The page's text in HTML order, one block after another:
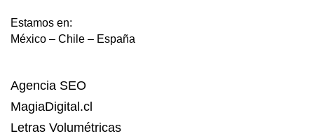
Estamos en:
México – Chile – España
Agencia SEO
MagiaDigital.cl
Letras Volumétricas